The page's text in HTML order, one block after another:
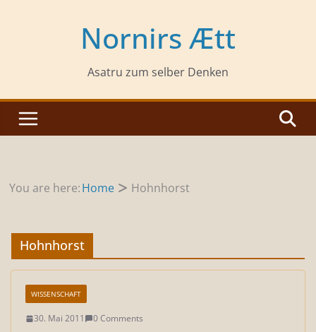
Nornirs Ætt
Asatru zum selber Denken
You are here:Home Hohnhorst
Hohnhorst
WISSENSCHAFT
30. Mai 2011 0 Comments